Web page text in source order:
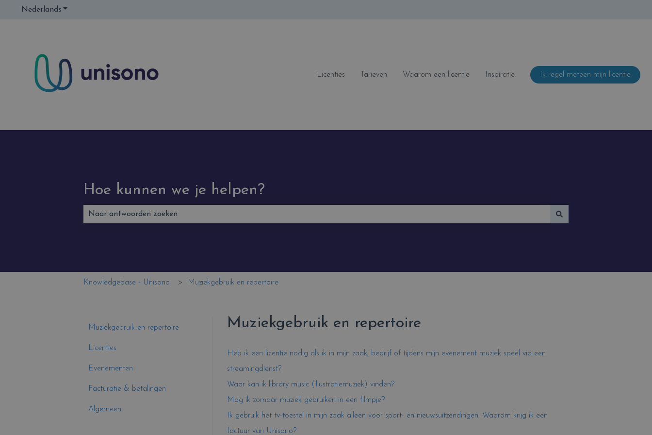
Nederlands Submenu tonen voor vertalingen
Licenties Tarieven Waarom een licentie Inspiratie Ik regel meteen mijn licentie
Hoe kunnen we je helpen?
Knowledgebase - Unisono Muziekgebruik en repertoire
Muziekgebruik en repertoire
Heb ik een licentie nodig als ik in mijn zaak, bedrijf of tijdens mijn evenement muziek speel via een
streamingdienst?
Waar kan ik library music (illustratiemuziek) vinden?
Mag ik zomaar muziek gebruiken in een filmpje?
Ik gebruik het tv-toestel in mijn zaak alleen voor sport- en nieuwsuitzendingen. Waarom krijg ik een
factuur van Unisono?
Muziekgebruik en repertoire
Licenties
Evenementen
Facturatie & betalingen
Algemeen